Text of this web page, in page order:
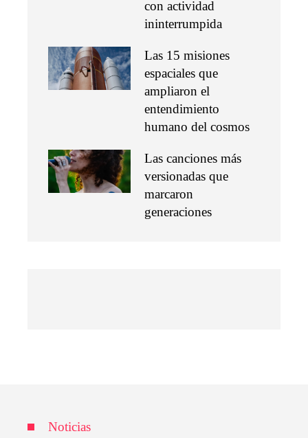
con actividad
ininterrumpida
Las 15 misiones
espaciales que
ampliaron el
entendimiento
humano del cosmos
Las canciones más
versionadas que
marcaron
generaciones
Noticias